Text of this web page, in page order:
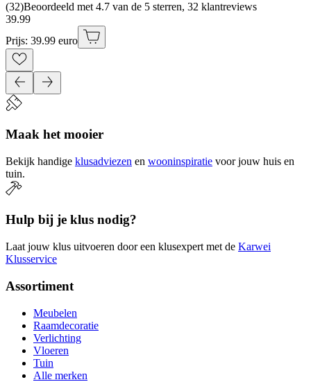
(32)Beoordeeld met 4.7 van de 5 sterren, 32 klantreviews
39.99
Prijs: 39.99 euro
Maak het mooier
Bekijk handige klusadviezen en wooninspiratie voor jouw huis en
tuin.
Hulp bij je klus nodig?
Laat jouw klus uitvoeren door een klusexpert met de Karwei
Klusservice
Assortiment
Meubelen
Raamdecoratie
Verlichting
Vloeren
Tuin
Alle merken